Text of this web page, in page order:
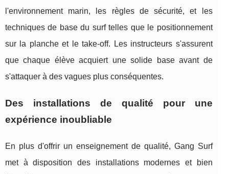
l'environnement marin, les règles de sécurité, et les
techniques de base du surf telles que le positionnement
sur la planche et le take-off. Les instructeurs s'assurent
que chaque élève acquiert une solide base avant de
s'attaquer à des vagues plus conséquentes.
Des installations de qualité pour une
expérience inoubliable
En plus d'offrir un enseignement de qualité, Gang Surf
met à disposition des installations modernes et bien